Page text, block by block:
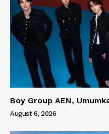
Boy Group AEN,
August 6, 2026